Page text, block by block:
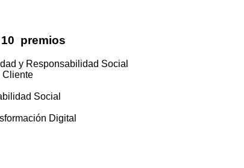
premios
y Responsabilidad Social
Cliente
Social
Digital